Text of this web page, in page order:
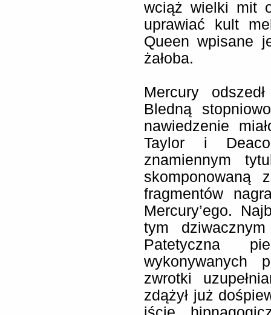
wciąż wielki mit
uprawiać kult
Queen wpisane
żałoba.
Mercury
Bledną
nawiedzenie
Taylor i
znamiennym
fragmentów
Mercury’ego.
tym
Patetyczna
wykonywanych
zwrotki
zdążył już